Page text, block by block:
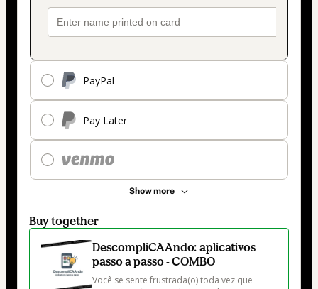
PayPal
Pay Later
Show more
Buy together
DescompliCAAndo: aplicativos
passo a passo - COMBO
Você se sente frustrada(o) toda vez que